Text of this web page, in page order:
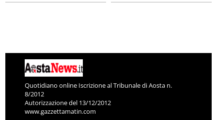
Quotidiano online Iscrizione al Tribunale di Aosta n.
8/2012
Autorizzazione del 13/12/2012
www.gazzettamatin.com